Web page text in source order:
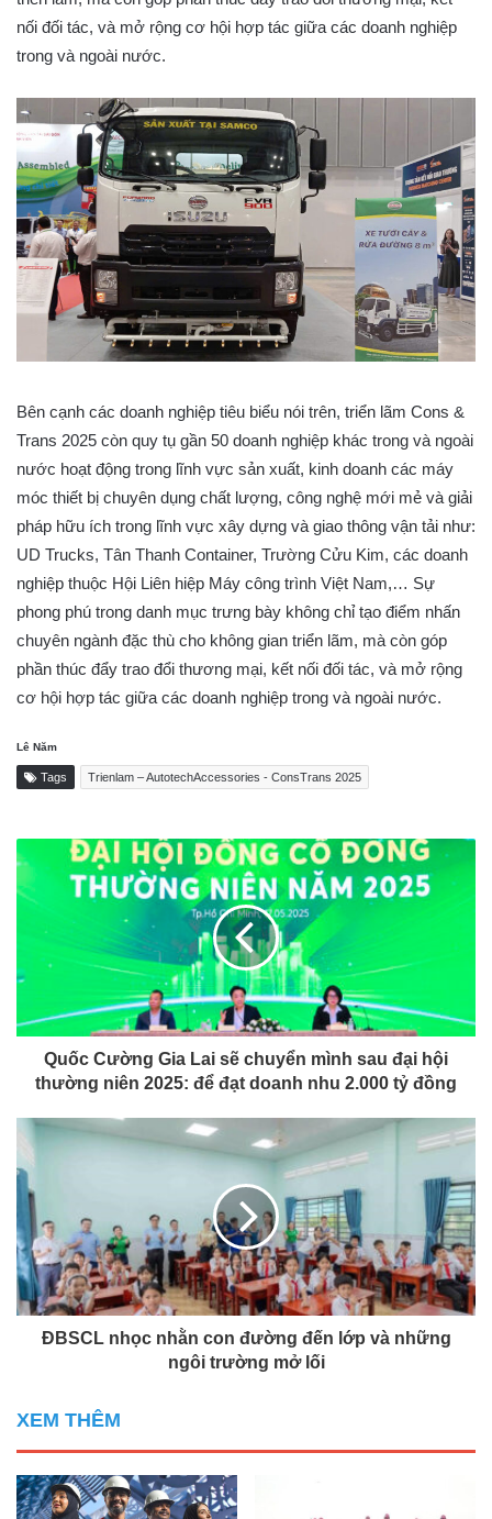
nối đối tác, và mở rộng cơ hội hợp tác giữa các doanh nghiệp
trong và ngoài nước.
Bên cạnh các doanh nghiệp tiêu biểu nói trên, triển lãm Cons &
Trans 2025 còn quy tụ gần 50 doanh nghiệp khác trong và ngoài
nước hoạt động trong lĩnh vực sản xuất, kinh doanh các máy
móc thiết bị chuyên dụng chất lượng, công nghệ mới mẻ và giải
pháp hữu ích trong lĩnh vực xây dựng và giao thông vận tải như:
UD Trucks, Tân Thanh Container, Trường Cửu Kim, các doanh
nghiệp thuộc Hội Liên hiệp Máy công trình Việt Nam,… Sự
phong phú trong danh mục trưng bày không chỉ tạo điểm nhấn
chuyên ngành đặc thù cho không gian triển lãm, mà còn góp
phần thúc đẩy trao đổi thương mại, kết nối đối tác, và mở rộng
cơ hội hợp tác giữa các doanh nghiệp trong và ngoài nước.
Lê Năm
Tags Trienlam – AutotechAccessories - ConsTrans 2025
Quốc Cường Gia Lai sẽ chuyển mình sau đại hội
thường niên 2025: để đạt doanh nhu 2.000 tỷ đồng
ĐBSCL nhọc nhằn con đường đến lớp và những
ngôi trường mở lối
XEM THÊM